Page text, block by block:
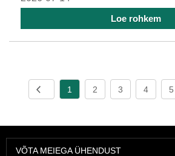
Loe rohkem
1 2 3 4 5
VÕTA MEIEGA ÜHENDUST